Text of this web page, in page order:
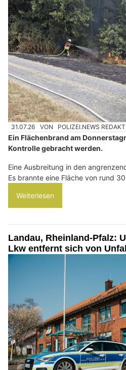
31.07.26 VON POLIZEI.NEWS
Ein Flächenbrand am
Kontrolle gebracht werden.
Eine Ausbreitung in den
Es brannte eine Fläche von rund
Weiterlesen
Landau, Rheinland-Pfalz:
Lkw entfernt sich von